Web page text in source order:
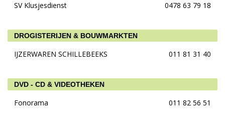
SV Klusjesdienst
0478 63 79 18
DROGISTERIJEN & BOUWMARKTEN
IJZERWAREN SCHILLEBEEKS 011 81 31 40
DVD - CD & VIDEOTHEKEN
Fonorama 011 82 56 51